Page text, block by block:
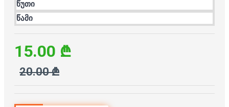
წუთი
წამი
15.00 ₾
20.00 ₾